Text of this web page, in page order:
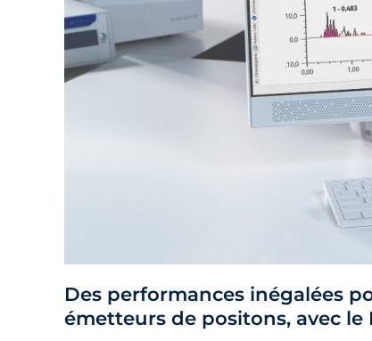
Des performances inégalées
émetteurs de positons, avec le